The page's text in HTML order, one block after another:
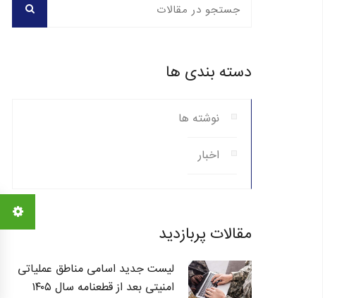
دسته بندی ها
نوشته ها
اخبار
مقالات پربازدید
لیست جدید اسامی مناطق عملیاتی
امنیتی بعد از قطعنامه سال ۱۴۰۵